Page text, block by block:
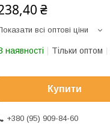
₴
всі оптові ціни
наявності Тільки оптом
Купити
+380 (95) 909-84-60